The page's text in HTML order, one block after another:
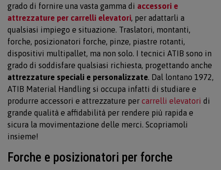
grado di fornire una vasta gamma di accessori e
attrezzature per carrelli elevatori, per adattarli a
qualsiasi impiego e situazione. Traslatori, montanti,
forche, posizionatori forche, pinze, piastre rotanti,
dispositivi multipallet, ma non solo. I tecnici ATIB sono in
grado di soddisfare qualsiasi richiesta, progettando anche
attrezzature speciali e personalizzate. Dal lontano 1972,
ATIB Material Handling si occupa infatti di studiare e
produrre accessori e attrezzature per carrelli elevatori di
grande qualità e affidabilità per rendere più rapida e
sicura la movimentazione delle merci. Scopriamoli
insieme!
Forche e posizionatori per forche